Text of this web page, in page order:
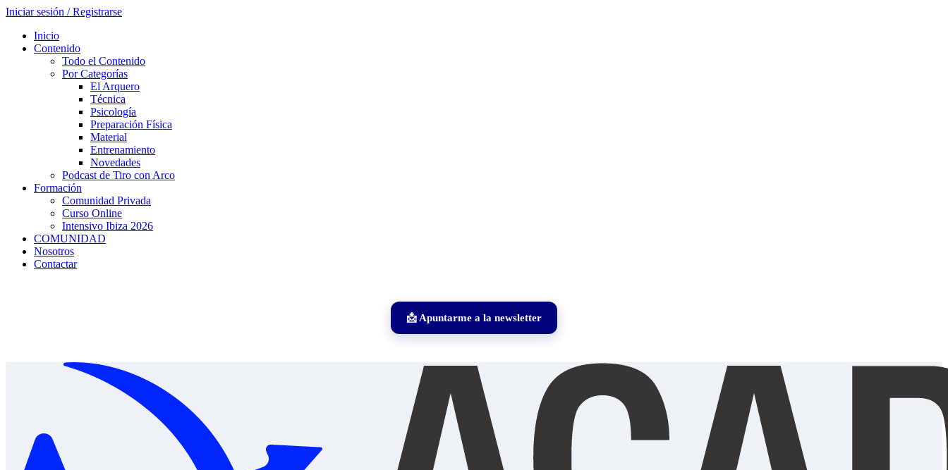
Iniciar sesión / Registrarse
Inicio
Contenido
Todo el Contenido
Por Categorías
El Arquero
Técnica
Psicología
Preparación Física
Material
Entrenamiento
Novedades
Podcast de Tiro con Arco
Formación
Comunidad Privada
Curso Online
Intensivo Ibiza 2026
COMUNIDAD
Nosotros
Contactar
📩 Apuntarme a la newsletter